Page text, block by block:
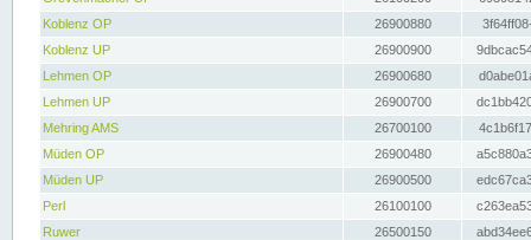
Koblenz OP
26900880
Koblenz UP
26900900
Lehmen OP
26900680
Lehmen UP
26900700
Mehring AMS
26700100
Müden OP
26900480
Müden UP
26900500
Perl
26100100
Ruwer
26500150